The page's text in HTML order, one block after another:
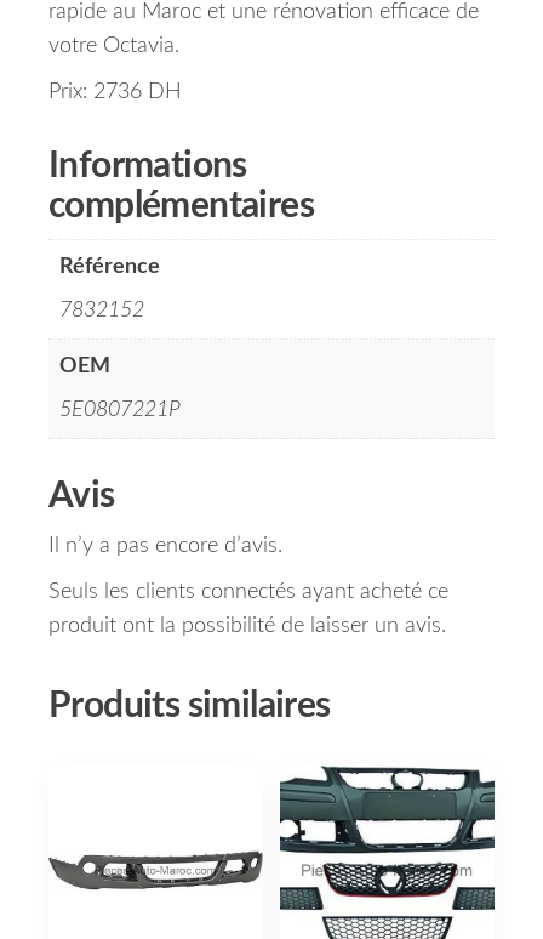
rapide au Maroc et une rénovation efficace de
votre Octavia.
Prix: 2736 DH
Informations
complémentaires
Référence
7832152
OEM
5E0807221P
Avis
Il n’y a pas encore d’avis.
Seuls les clients connectés ayant acheté ce
produit ont la possibilité de laisser un avis.
Produits similaires